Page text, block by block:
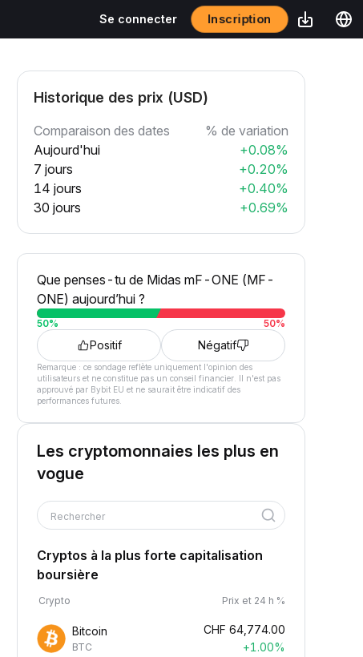
Se connecter Inscription
Historique des prix (USD)
Comparaison des dates
% de variation
Aujourd'hui
+0.08%
7 jours
+0.20%
14 jours
+0.40%
30 jours
+0.69%
Que penses-tu de Midas mF-ONE (MF-
ONE) aujourd’hui ?
50% 50%
Positif Négatif
Remarque : ce sondage reflète uniquement l'opinion des
utilisateurs et ne constitue pas un conseil financier. Il n'est pas
approuvé par Bybit EU et ne saurait être indicatif des
performances futures.
Les cryptomonnaies les plus en
vogue
Rechercher
Cryptos à la plus forte capitalisation
boursière
Crypto Prix et 24 h %
Bitcoin
BTC
CHF 64,774.00
+1.00%